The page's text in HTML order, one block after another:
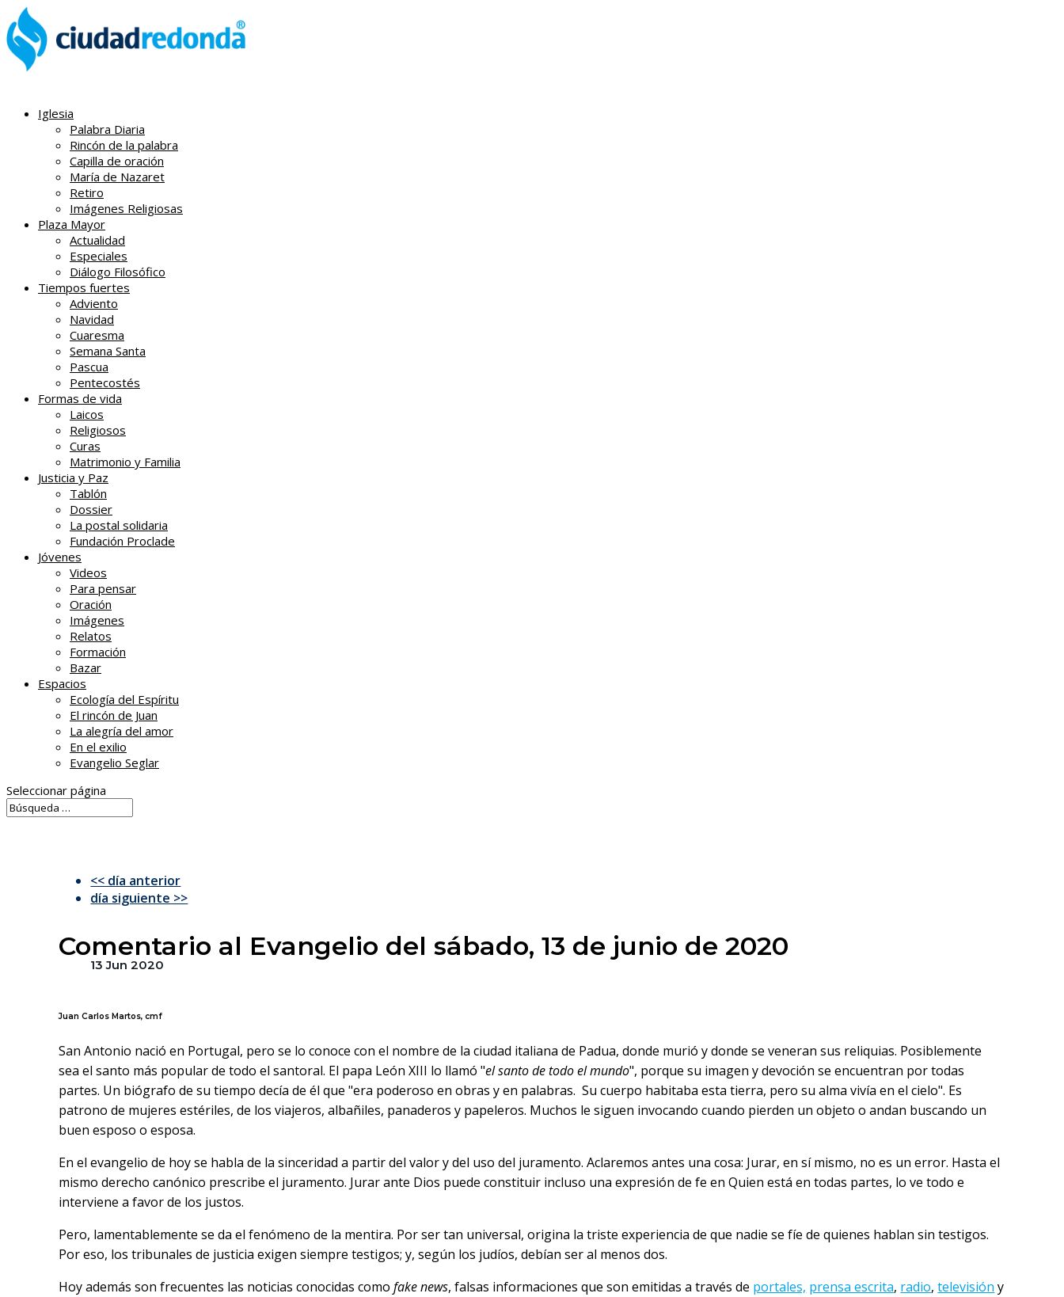
Iglesia
Palabra Diaria
Rincón de la palabra
Capilla de oración
María de Nazaret
Retiro
Imágenes Religiosas
Plaza Mayor
Actualidad
Especiales
Diálogo Filosófico
Tiempos fuertes
Adviento
Navidad
Cuaresma
Semana Santa
Pascua
Pentecostés
Formas de vida
Laicos
Religiosos
Curas
Matrimonio y Familia
Justicia y Paz
Tablón
Dossier
La postal solidaria
Fundación Proclade
Jóvenes
Videos
Para pensar
Oración
Imágenes
Relatos
Formación
Bazar
Espacios
Ecología del Espíritu
El rincón de Juan
La alegría del amor
En el exilio
Evangelio Seglar
Seleccionar página
<< día anterior
día siguiente >>
Comentario al Evangelio del sábado, 13 de junio de 2020
13 Jun 2020
Juan Carlos Martos, cmf
San Antonio nació en Portugal, pero se lo conoce con el nombre de la ciudad italiana de Padua, donde murió y donde se veneran sus reliquias. Posiblemente
sea el santo más popular de todo el santoral. El papa León XIII lo llamó "el santo de todo el mundo", porque su imagen y devoción se encuentran por todas
partes. Un biógrafo de su tiempo decía de él que "era poderoso en obras y en palabras. Su cuerpo habitaba esta tierra, pero su alma vivía en el cielo". Es
patrono de mujeres estériles, de los viajeros, albañiles, panaderos y papeleros. Muchos le siguen invocando cuando pierden un objeto o andan buscando un
buen esposo o esposa.
En el evangelio de hoy se habla de la sinceridad a partir del valor y del uso del juramento. Aclaremos antes una cosa: Jurar, en sí mismo, no es un error. Hasta el
mismo derecho canónico prescribe el juramento. Jurar ante Dios puede constituir incluso una expresión de fe en Quien está en todas partes, lo ve todo e
interviene a favor de los justos.
Pero, lamentablemente se da el fenómeno de la mentira. Por ser tan universal, origina la triste experiencia de que nadie se fíe de quienes hablan sin testigos.
Por eso, los tribunales de justicia exigen siempre testigos; y, según los judíos, debían ser al menos dos.
Hoy además son frecuentes las noticias conocidas comofake news, falsas informaciones que son emitidas a través de portales, prensa escrita, radio,televisión y